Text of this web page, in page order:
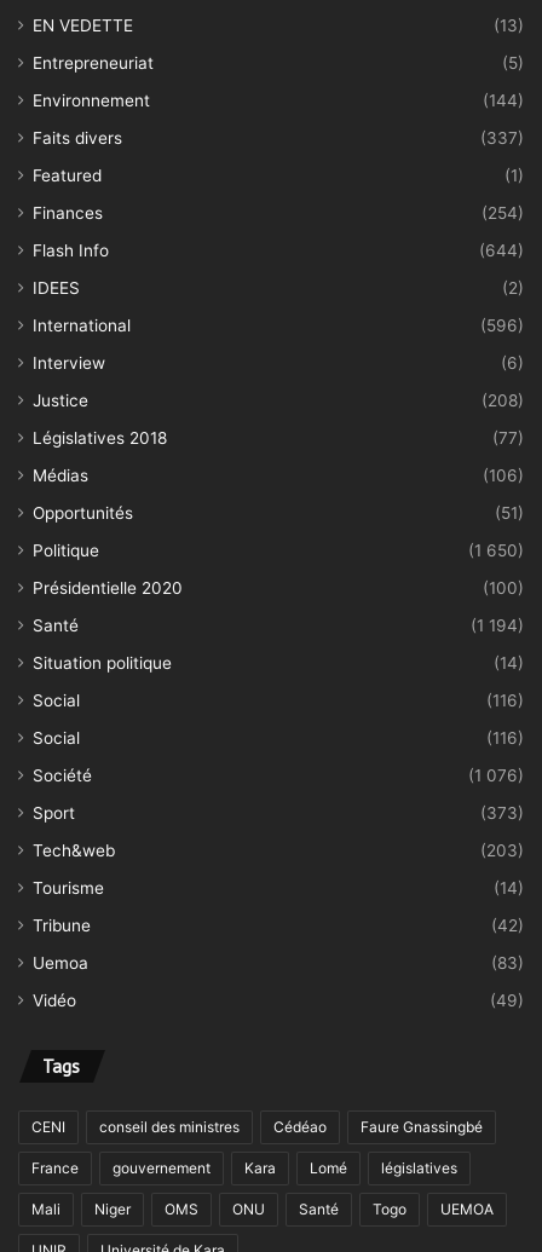
EN VEDETTE
(13)
Entrepreneuriat
(5)
Environnement
(144)
Faits divers
(337)
Featured
(1)
Finances
(254)
Flash Info
(644)
IDEES
(2)
International
(596)
Interview
(6)
Justice
(208)
Législatives 2018
(77)
Médias
(106)
Opportunités
(51)
Politique
(1 650)
Présidentielle 2020
(100)
Santé
(1 194)
Situation politique
(14)
Social
(116)
Social
(116)
Société
(1 076)
Sport
(373)
Tech&web
(203)
Tourisme
(14)
Tribune
(42)
Uemoa
(83)
Vidéo
(49)
Tags
CENI conseil des ministres Cédéao Faure Gnassingbé
France gouvernement Kara Lomé législatives
Mali Niger OMS ONU Santé Togo UEMOA